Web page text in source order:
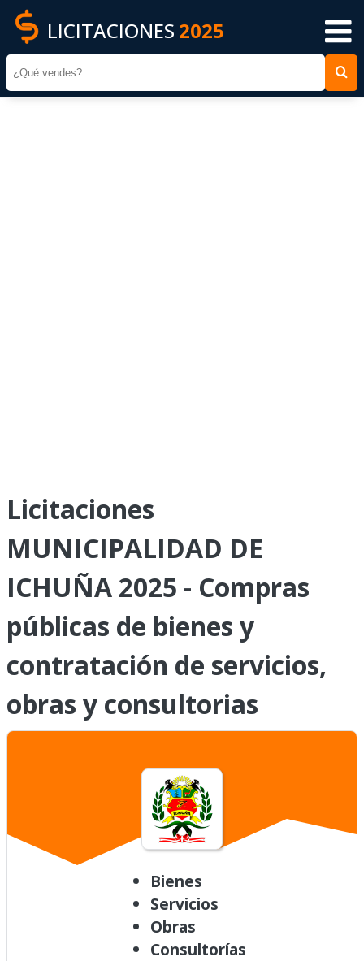
LICITACIONES 2025
Licitaciones
MUNICIPALIDAD DE
ICHUÑA 2025 - Compras
públicas de bienes y
contratación de servicios,
obras y consultorias
Bienes
Servicios
Obras
Consultorías